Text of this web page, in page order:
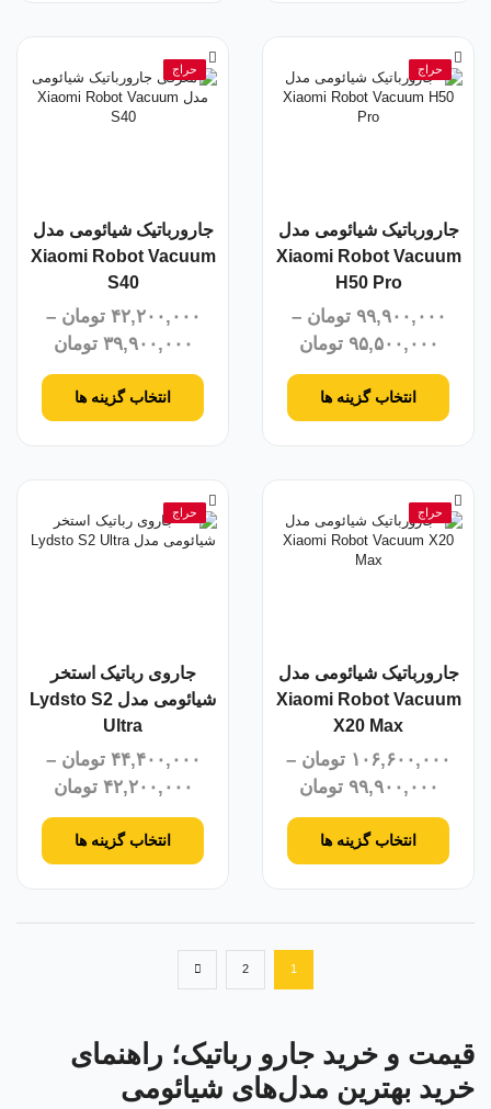
حراج
جارورباتیک شیائومی مدل
Xiaomi Robot Vacuum
H50 Pro
۹۹,۹۰۰,۰۰۰ تومان –
۹۵,۵۰۰,۰۰۰ تومان
انتخاب گزینه ها
حراج
جارورباتیک شیائومی مدل
Xiaomi Robot Vacuum
S40
۴۲,۲۰۰,۰۰۰ تومان –
۳۹,۹۰۰,۰۰۰ تومان
انتخاب گزینه ها
حراج
جارورباتیک شیائومی مدل
Xiaomi Robot Vacuum
X20 Max
۱۰۶,۶۰۰,۰۰۰ تومان –
۹۹,۹۰۰,۰۰۰ تومان
انتخاب گزینه ها
حراج
جاروی رباتیک استخر
شیائومی مدل Lydsto S2
Ultra
۴۴,۴۰۰,۰۰۰ تومان –
۴۲,۲۰۰,۰۰۰ تومان
انتخاب گزینه ها
1
2
قیمت و خرید جارو رباتیک؛ راهنمای
خرید بهترین مدل‌های شیائومی